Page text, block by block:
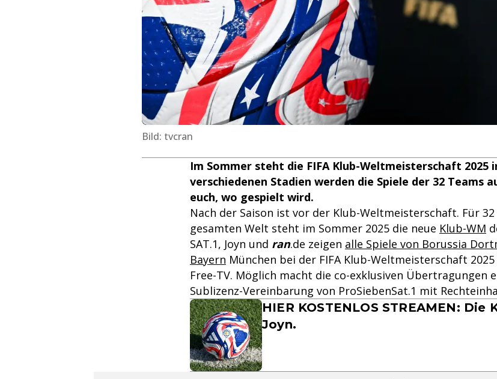
Bild: tvcran
Im Sommer steht die FIFA Klub-Weltmeisterschaft 2025
verschiedenen Stadien werden die Spiele der 32 Teams
euch, wo gespielt wird.
Nach der Saison ist vor der Klub-Weltmeisterschaft. Für
gesamten Welt steht im Sommer 2025 die neue Klub-WM
SAT.1, Joyn und ran.de zeigen alle Spiele von Borussia
Bayern München bei der FIFA Klub-Weltmeisterschaft
Free-TV. Möglich macht die co-exklusiven Übertragungen
Sublizenz-Vereinbarung von ProSiebenSat.1 mit
HIER KOSTENLOS STREAMEN:
Joyn.